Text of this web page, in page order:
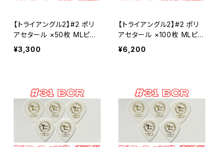
【トライアングル2】#2 ポリ
アセタール ×50枚 MLピッ
ク【送料込み】
¥3,300
【トライアングル2】#2 ポリ
アセタール ×100枚 MLピッ
ク【送料込み】
¥6,200